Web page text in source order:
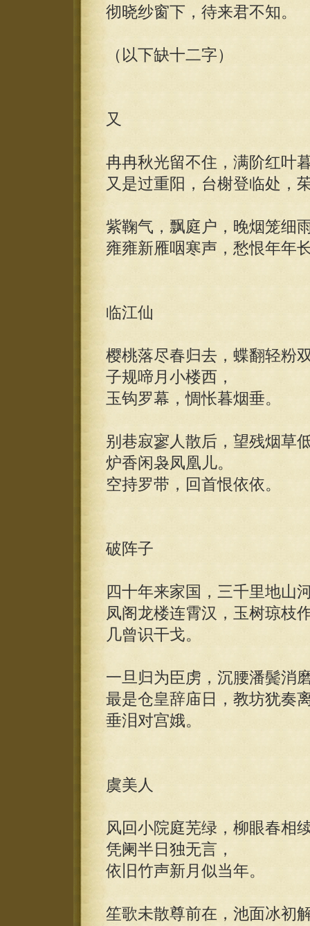
彻晓纱窗下，待来君不知。
（以下缺十二字）
又
冉冉秋光留不住，满阶红叶
又是过重阳，台榭登临处，
紫鞠气，飘庭户，晚烟笼细
雍雍新雁咽寒声，愁恨年年
临江仙
樱桃落尽春归去，蝶翻轻粉
子规啼月小楼西，
玉钩罗幕，惆怅暮烟垂。
别巷寂寥人散后，望残烟草
炉香闲袅凤凰儿。
空持罗带，回首恨依依。
破阵子
四十年来家国，三千里地山
凤阁龙楼连霄汉，玉树琼枝
几曾识干戈。
一旦归为臣虏，沉腰潘鬓消
最是仓皇辞庙日，教坊犹奏
垂泪对宫娥。
虞美人
风回小院庭芜绿，柳眼春相
凭阑半日独无言，
依旧竹声新月似当年。
笙歌未散尊前在，池面冰初